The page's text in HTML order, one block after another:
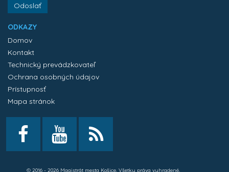
Odoslať
ODKAZY
Domov
Kontakt
Technický prevádzkovateľ
Ochrana osobných údajov
Prístupnosť
Mapa stránok
© 2016 - 2026 Magistrát mesta Košice. Všetky práva vyhradené.